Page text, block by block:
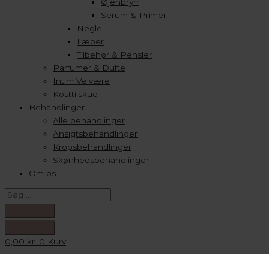
Serum & Primer
Negle
Læber
Tilbehør & Pensler
Parfumer & Dufte
Intim Velvære
Kosttilskud
Behandlinger
Alle behandlinger
Ansigtsbehandlinger
Kropsbehandlinger
Skønhedsbehandlinger
Om os
0,00 kr. 0 Kurv